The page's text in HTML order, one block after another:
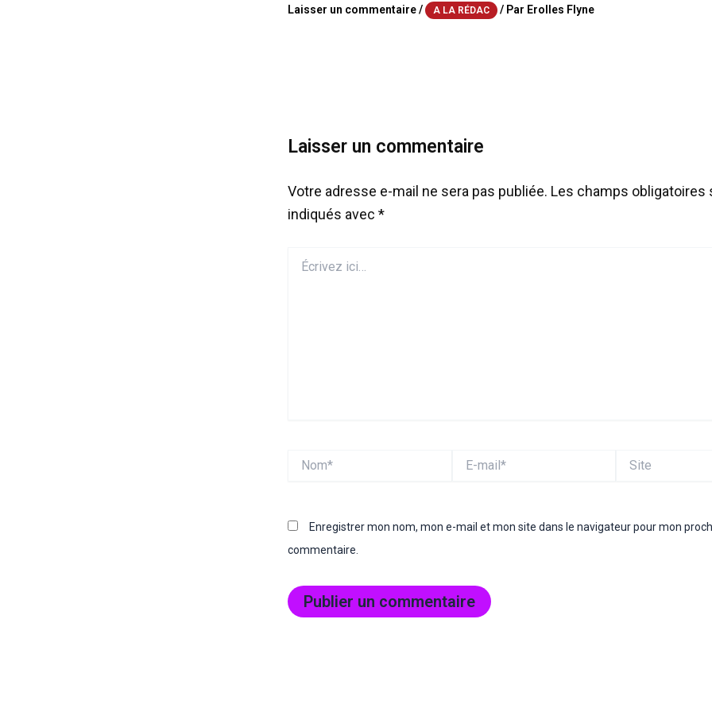
Laisser un commentaire/ A LA RÉDAC / Par Erolles Flyne
Laisser un commentaire
Votre adresse e-mail ne sera pas publiée. Les champs obligatoires
indiqués avec *
ici…
mail*
Enregistrer mon nom, mon e-mail et mon site dans le navigateur pour mon
commentaire.